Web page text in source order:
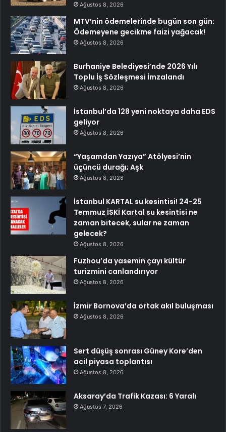
Ağustos 8, 2026
MTV’nin ödemelerinde bugün son gün:
Ödemeyene gecikme faizi yağacak!
Ağustos 8, 2026
Burhaniye Belediyesi’nde 2026 Yılı
Toplu İş Sözleşmesi İmzalandı
Ağustos 8, 2026
İstanbul’da 128 yeni noktaya daha EDS
geliyor
Ağustos 8, 2026
“Yaşamdan Yazıya” Atölyesi’nin
üçüncü durağı; Aşk
Ağustos 8, 2026
İstanbul KARTAL su kesintisi! 24-25
Temmuz İSKİ Kartal su kesintisi ne
zaman bitecek, sular ne zaman
gelecek?
Ağustos 8, 2026
Fuzhou’da yasemin çayı kültür
turizmini canlandırıyor
Ağustos 8, 2026
İzmir Bornova’da ortak akıl buluşması
Ağustos 8, 2026
Sert düşüş sonrası Güney Kore’den
acil piyasa toplantısı
Ağustos 8, 2026
Aksaray’da Trafik Kazası: 6 Yaralı
Ağustos 7, 2026